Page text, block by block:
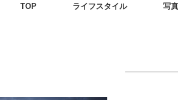
TOP ライフスタイル 写